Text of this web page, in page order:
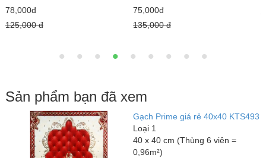
78,000đ
125,000 đ
75,000đ
135,000 đ
Sản phẩm bạn đã xem
Gạch Prime giá rẻ 40x40 KTS493
Loại 1
40 x 40 cm (Thùng 6 viên =
0,96m²)